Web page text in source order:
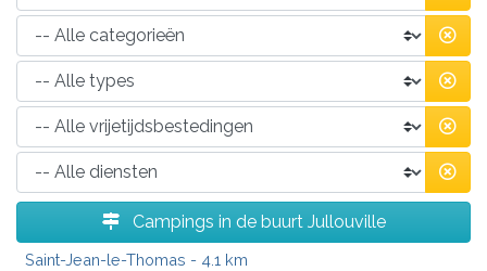
Campings in de buurt Jullouville
Saint-Jean-le-Thomas - 4.1 km